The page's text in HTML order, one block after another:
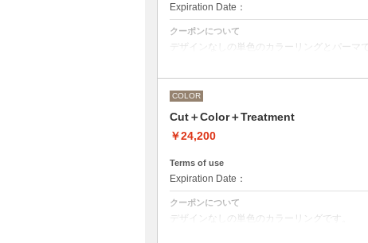
Expiration Date：
クーポンについて
デザインなしの単色のカラーリングとパーマで
終受付時間が変わるため、別途メニューがご
●カラーリングは髪の長さにより別途ロング料
M ¥＋1100 L¥＋1650 LL¥＋2200
COLOR
Cut＋Color＋Treatment
￥24,200
Terms of use
Expiration Date：
クーポンについて
デザインなしの単色のカラーリングです。